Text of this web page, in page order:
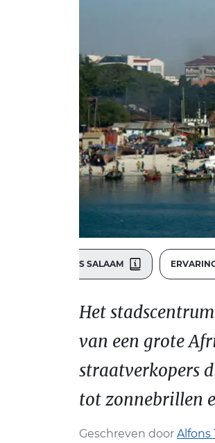
DAR ES SALAAM
Het
van een grote
straatverkopers
tot zonnebrillen
Geschreven door Alfons